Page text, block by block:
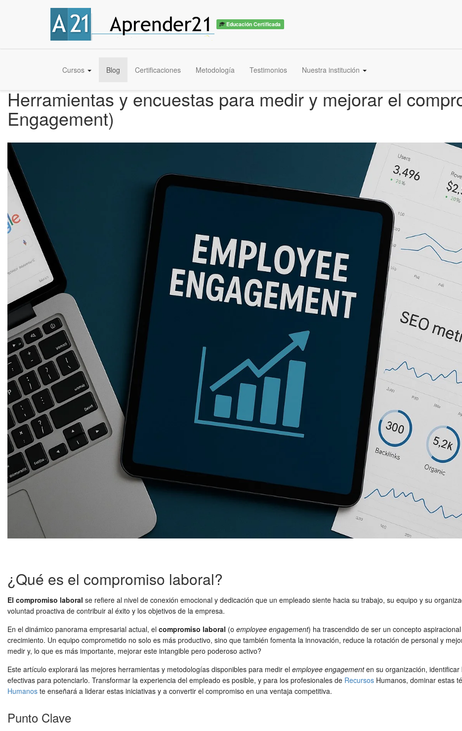
Educación Certificada
Cursos Blog Certificaciones Metodología Testimonios Nuestra institución
Herramientas y encuestas para medir y mejorar el
Engagement)
¿Qué es el compromiso laboral?
El compromiso laboral se refiere al nivel de conexión emocional y dedicación que un empleado siente hacia su trabajo, su equipo y su
voluntad proactiva de contribuir al éxito y los objetivos de la empresa.
En el dinámico panorama empresarial actual, el compromiso laboral (o employee engagement) ha trascendido de ser un concepto
crecimiento. Un equipo comprometido no solo es más productivo, sino que también fomenta la innovación, reduce la rotación de personal y
medir y, lo que es más importante, mejorar este intangible pero poderoso activo?
Este artículo explorará las mejores herramientas y metodologías disponibles para medir el employee engagementen su organización,
efectivas para potenciarlo. Transformar la experiencia del empleado es posible, y para los profesionales de Recursos Humanos, dominar estas
Humanos te enseñará a liderar estas iniciativas y a convertir el compromiso en una ventaja competitiva.
Punto Clave